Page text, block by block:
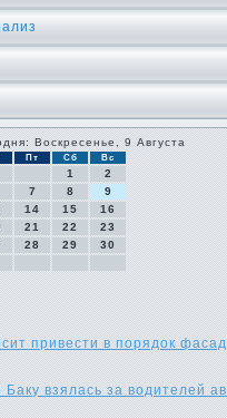
Воскресенье, 9 Августа
Пт Сб Вс
1
2
7 8
9
14 15
16
21 22
23
28 29
30
привести в порядок
взялась за водителей